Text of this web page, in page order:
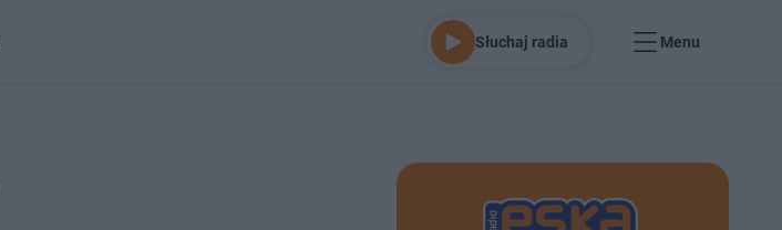
Słuchaj radia Menu